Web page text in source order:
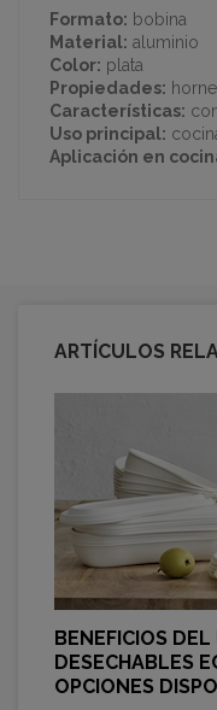
Formato: bobina
Material: aluminio
Color: plata
Propiedades:
Características:
Uso principal:
Aplicación en
ARTÍCULOS
BENEFICIOS
DESECHABLES
OPCIONES